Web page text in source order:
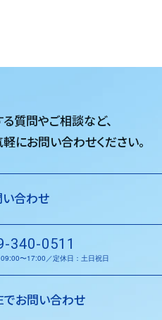
質問やご相談など、
軽にお問い合わせください。
合わせ
340-0511
〜17:00／定休日：土日祝日
でお問い合わせ